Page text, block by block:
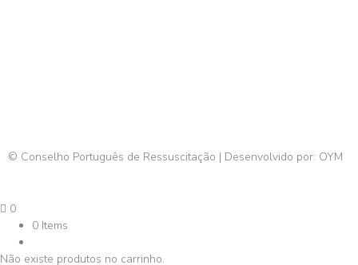
© Conselho Português de Ressuscitação | Desenvolvido por: OYM
0
0 Items
Não existe produtos no carrinho.